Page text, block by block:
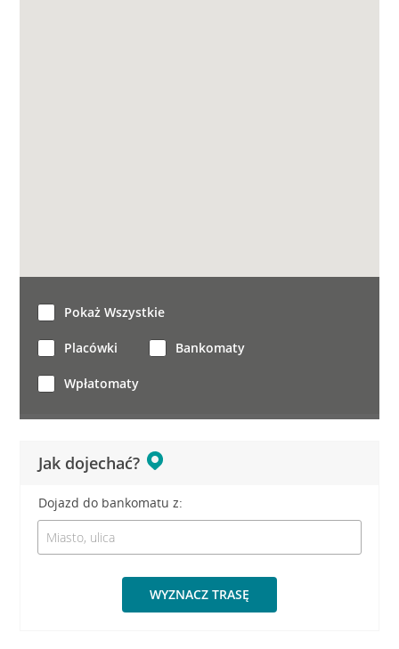
Jak dojechać?
Dojazd do bankomatu z:
WYZNACZ TRASĘ
Pokaż Wszystkie
Placówki Bankomaty
Wpłatomaty